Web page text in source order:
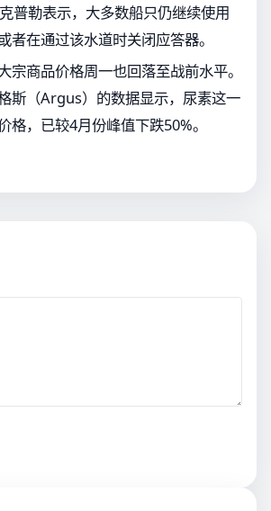
普勒表示，大多数船只仍继续使用
者在通过该水道时关闭应答器。
宗商品价格周一也回落至战前水平。
斯（Argus）的数据显示，尿素这一
格，已较4月份峰值下跌50%。